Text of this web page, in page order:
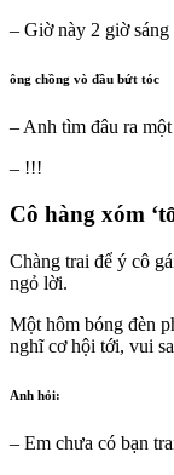
– Giờ này 2 giờ sáng
ông chồng vò đầu bứt tóc
– Anh tìm đâu ra
– !!!
Cô hàng xóm
Chàng trai để ý cô
ngỏ lời.
Một hôm bóng đèn
nghĩ cơ hội tới, vui
Anh hỏi:
– Em chưa có bạn